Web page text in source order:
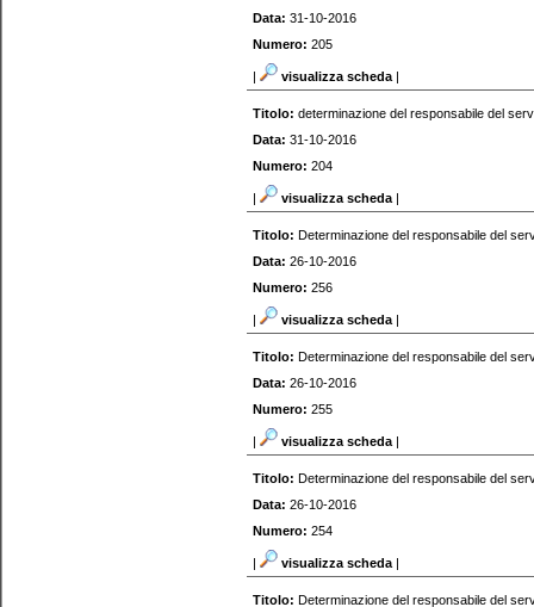
Data: 31-10-2016
Numero: 205
| visualizza scheda |
Titolo: determinazione del responsabile del
Data: 31-10-2016
Numero: 204
| visualizza scheda |
Titolo: Determinazione del responsabile del
Data: 26-10-2016
Numero: 256
| visualizza scheda |
Titolo: Determinazione del responsabile del
Data: 26-10-2016
Numero: 255
| visualizza scheda |
Titolo: Determinazione del responsabile del
Data: 26-10-2016
Numero: 254
| visualizza scheda |
Titolo: Determinazione del responsabile del